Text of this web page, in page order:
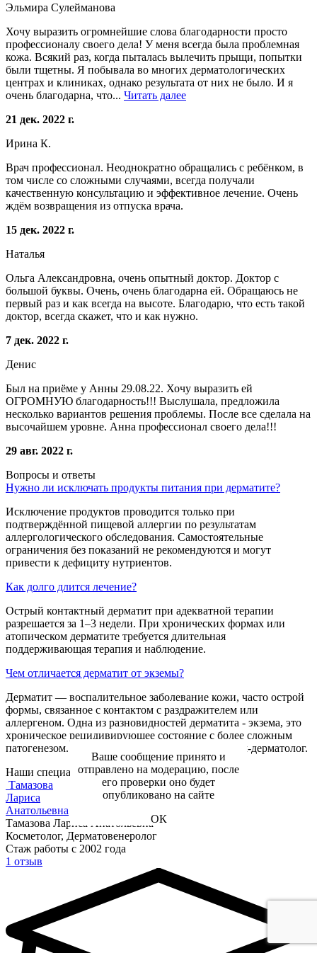
Эльмира Сулейманова
Хочу выразить огромнейшие слова благодарности просто
профессионалу своего дела! У меня всегда была проблемная
кожа. Всякий раз, когда пыталась вылечить прыщи, попытки
были тщетны. Я побывала во многих дерматологических
центрах и клиниках, однако результата от них не было. И я
очень благодарна, что... Читать далее
21 дек. 2022 г.
Ирина К.
Врач профессионал. Неоднократно обращались с ребёнком, в
том числе со сложными случаями, всегда получали
качественную консультацию и эффективное лечение. Очень
ждём возвращения из отпуска врача.
15 дек. 2022 г.
Наталья
Ольга Александровна, очень опытный доктор. Доктор с
большой буквы. Очень, очень благодарна ей. Обращаюсь не
первый раз и как всегда на высоте. Благодарю, что есть такой
доктор, всегда скажет, что и как нужно.
7 дек. 2022 г.
Денис
Был на приёме у Анны 29.08.22. Хочу выразить ей
ОГРОМНУЮ благодарность!!! Выслушала, предложила
несколько вариантов решения проблемы. После все сделала на
высочайшем уровне. Анна профессионал своего дела!!!
29 авг. 2022 г.
Вопросы и ответы
Нужно ли исключать продукты питания при дерматите?
Исключение продуктов проводится только при
подтверждённой пищевой аллергии по результатам
аллергологического обследования. Самостоятельные
ограничения без показаний не рекомендуются и могут
привести к дефициту нутриентов.
Как долго длится лечение?
Острый контактный дерматит при адекватной терапии
разрешается за 1–3 недели. При хронических формах или
атопическом дерматите требуется длительная
поддерживающая терапия и наблюдение.
Чем отличается дерматит от экземы?
Дерматит — воспалительное заболевание кожи, часто острой
формы, связанное с контактом с раздражителем или
аллергеном. Одна из разновидностей дерматита - экзема, это
хроническое рецидивирующее состояние с более сложным
патогенезом. Точный диагноз устанавливает врач-дерматолог.
Наши специалисты
Тамазова
Лариса
Анатольевна
Тамазова Лариса Анатольевна
Косметолог, Дерматовенеролог
Стаж работы с 2002 года
1 отзыв
Ваше сообщение принято и
отправлено на модерацию, после
его проверки оно будет
опубликовано на сайте
ОК